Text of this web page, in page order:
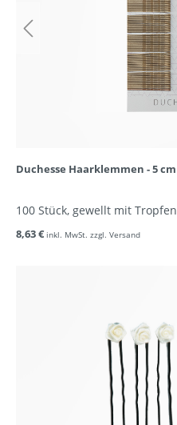
Duchesse Haarklemmen - 5 cm
100 Stück, gewellt mit Tropfen
8,63 € inkl. MwSt. zzgl. Versand